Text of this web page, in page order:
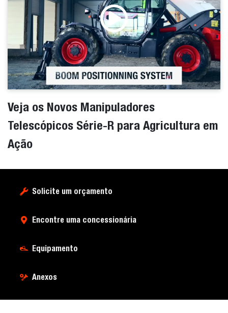
Veja os Novos Manipuladores
Telescópicos Série-R para Agricultura em
Ação
Solicite um orçamento
Encontre uma concessionária
Equipamento
Anexos